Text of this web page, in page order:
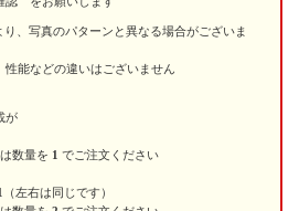
、写真のパターンと異なる場合がございま
能などの違いはございません
が
数量を 1 でご注文ください
（左右は同じです）